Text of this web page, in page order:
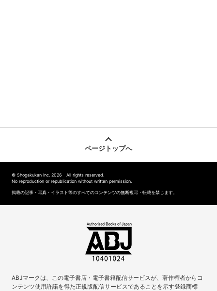
ページトップへ
© Shogakukan Inc. 2026 All rights reserved.
No reproduction or republication without written permission.
掲載の記事・写真・イラスト等のすべてのコンテンツの無断複写・転載を禁じます。
ABJマークは、この電子書店・電子書籍配信サービスが、著作権者からコ
ンテンツ使用許諾を得た正規版配信サービスであることを示す登録商標